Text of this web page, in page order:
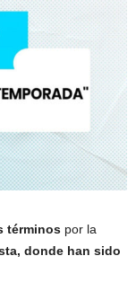
términos por la
donde han sido